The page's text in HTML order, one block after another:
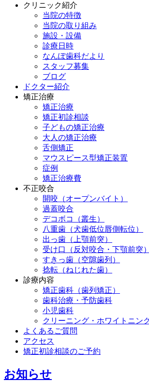
クリニック紹介
当院の特徴
当院の取り組み
施設・設備
診療日時
なんぽ歯科だより
スタッフ募集
ブログ
ドクター紹介
矯正治療
矯正治療
矯正初診相談
子どもの矯正治療
大人の矯正治療
舌側矯正
マウスピース型矯正装置
症例
矯正治療費
不正咬合
開咬（オープンバイト）
過蓋咬合
デコボコ（叢生）
八重歯（犬歯低位唇側転位）
出っ歯（上顎前突）
受け口（反対咬合・下顎前突）
すきっ歯（空隙歯列）
捻転（ねじれた歯）
診療内容
矯正歯科（歯列矯正）
歯科治療・予防歯科
小児歯科
クリーニング・ホワイトニン
よくあるご質問
アクセス
矯正初診相談のご予約
お知らせ